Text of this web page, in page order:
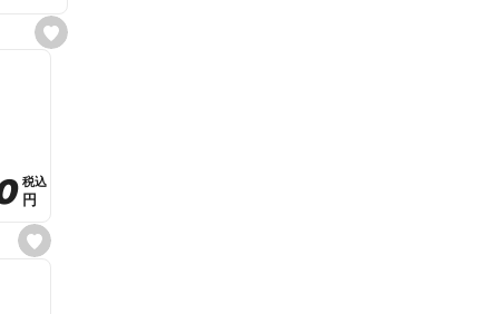
s
e
s
e
税込
税込
円
円